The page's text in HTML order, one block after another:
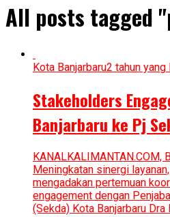
All posts tagged
Kota Banjarbaru2 tahun yang
Stakeholders
Banjarbaru ke Pj
KANALKALIMANTAN.COM,
Meningkatan sinergi
mengadakan pertemuan
engagement dengan
(Sekda) Kota Banjarbaru Dra